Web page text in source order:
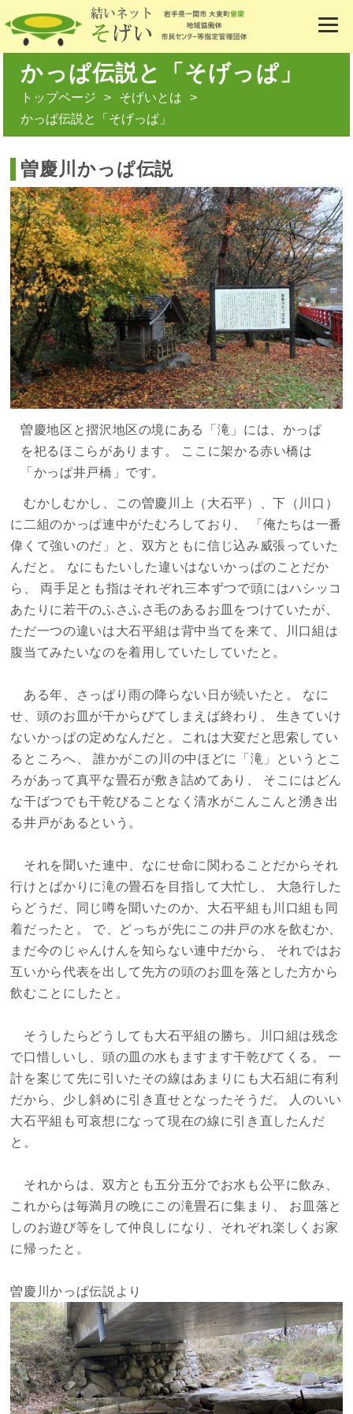
かっぱ伝説と「そげっぱ」
トップページ
そげいとは
かっぱ伝説と「そげっぱ」
曽慶川かっぱ伝説
曽慶地区と摺沢地区の境にある「滝」には、かっぱ
を祀るほこらがあります。 ここに架かる赤い橋は
「かっぱ井戸橋」です。
むかしむかし、この曽慶川上（大石平）、下（川口）
に二組のかっぱ連中がたむろしており、 「俺たちは一番
偉くて強いのだ」と、双方ともに信じ込み威張っていた
んだと。 なにもたいした違いはないかっぱのことだか
ら、 両手足とも指はそれぞれ三本ずつで頭にはハシッコ
あたりに若干のふさふさ毛のあるお皿をつけていたが、
ただ一つの違いは大石平組は背中当てを来て、川口組は
腹当てみたいなのを着用していたしていたと。
ある年、さっぱり雨の降らない日が続いたと。 なに
せ、頭のお皿が干からびてしまえば終わり、 生きていけ
ないかっぱの定めなんだと。これは大変だと思索してい
るところへ、 誰かがこの川の中ほどに「滝」というとこ
ろがあって真平な畳石が敷き詰めてあり、 そこにはどん
な干ばつでも干乾びることなく清水がこんこんと湧き出
る井戸があるという。
それを聞いた連中、なにせ命に関わることだからそれ
行けとばかりに滝の畳石を目指して大忙し、 大急行した
らどうだ、同じ噂を聞いたのか、大石平組も川口組も同
着だったと。 で、どっちが先にこの井戸の水を飲むか、
まだ今のじゃんけんを知らない連中だから、 それではお
互いから代表を出して先方の頭のお皿を落とした方から
飲むことにしたと。
そうしたらどうしても大石平組の勝ち。川口組は残念
で口惜しいし、頭の皿の水もますます干乾びてくる。 一
計を案じて先に引いたその線はあまりにも大石組に有利
だから、少し斜めに引き直せとなったそうだ。 人のいい
大石平組も可哀想になって現在の線に引き直したんだ
と。
それからは、双方とも五分五分でお水も公平に飲み、
これからは毎満月の晩にこの滝畳石に集まり、 お皿落と
しのお遊び等をして仲良しになり、それぞれ楽しくお家
に帰ったと。
曽慶川かっぱ伝説より